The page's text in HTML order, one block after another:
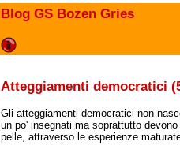
Blog GS Bozen Gries
Atteggiamenti democratici
Gli atteggiamenti democratici non
un po' insegnati ma soprattutto
pelle, attraverso le esperienze